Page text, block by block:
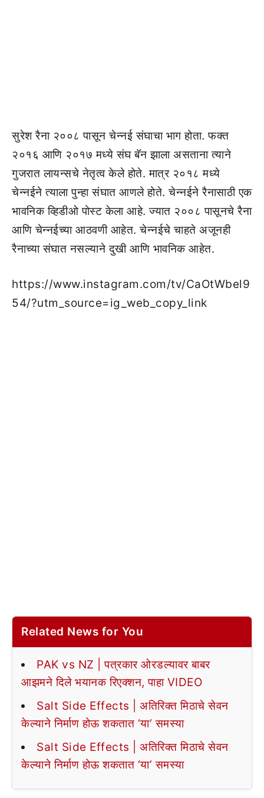
सुरेश रैना २००८ पासून चेन्नई संघाचा भाग होता. फक्त
२०१६ आणि २०१७ मध्ये संघ बॅन झाला असताना त्याने
गुजरात लायन्सचे नेतृत्व केले होते. मात्र २०१८ मध्ये
चेन्नईने त्याला पुन्हा संघात आणले होते. चेन्नईने रैनासाठी एक
भावनिक व्हिडीओ पोस्ट केला आहे. ज्यात २००८ पासूनचे रैना
आणि चेन्नईच्या आठवणी आहेत. चेन्नईचे चाहते अजूनही
रैनाच्या संघात नसल्याने दुखी आणि भावनिक आहेत.
https://www.instagram.com/tv/CaOtWbel9
54/?utm_source=ig_web_copy_link
Related News for You
PAK vs NZ | पत्रकार ओरडल्यावर बाबर
आझमने दिले भयानक रिएक्शन, पाहा VIDEO
Salt Side Effects | अतिरिक्त मिठाचे सेवन
केल्याने निर्माण होऊ शकतात ‘या’ समस्या
Salt Side Effects | अतिरिक्त मिठाचे सेवन
केल्याने निर्माण होऊ शकतात ‘या’ समस्या